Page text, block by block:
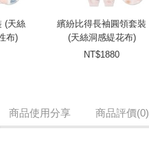
(天絲
布)
繽紛比得長袖圓領套裝
(天絲洞感緹花布)
NT$1880
商品使用分享 商品評價(0)